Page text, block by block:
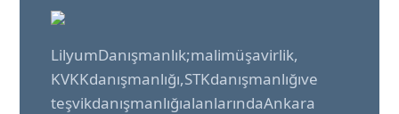
Lilyum Danışmanlık; mali müşavirlik,
KVKK danışmanlığı, STK danışmanlığı ve
teşvik danışmanlığı alanlarında Ankara